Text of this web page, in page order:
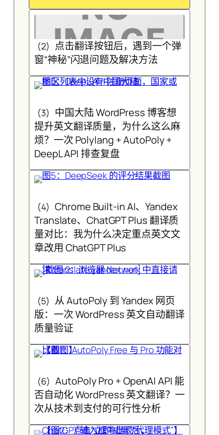
(2) 点击翻译按钮后，遇到一个弹
窗“神秘”闪退问题及解决方法
(3) 中国大陆 WordPress 博客想
提升英文翻译质量，为什么这么麻
烦？一次 Polylang + AutoPoly +
DeepL API 排查复盘
(4) Chrome Built-in AI、Yandex
Translate、ChatGPT Plus 翻译质
量对比：我为什么决定重点英文文
章改用 ChatGPT Plus
(5) 从 AutoPoly 到 Yandex 网页
版：一次 WordPress 英文自动翻译
质量验证
(6) AutoPoly Pro + OpenAI API 能
否自动化 WordPress 英文翻译？一
次从技术到支付的可行性分析